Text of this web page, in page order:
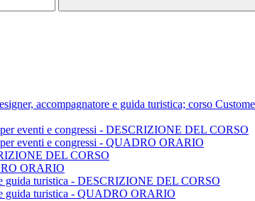
accompagnatore e guida turistica; corso
per eventi e congressi - DESCRIZIONE DEL CORSO
per eventi e congressi - QUADRO ORARIO
DEL CORSO
ORARIO
guida turistica - DESCRIZIONE DEL CORSO
guida turistica - QUADRO ORARIO